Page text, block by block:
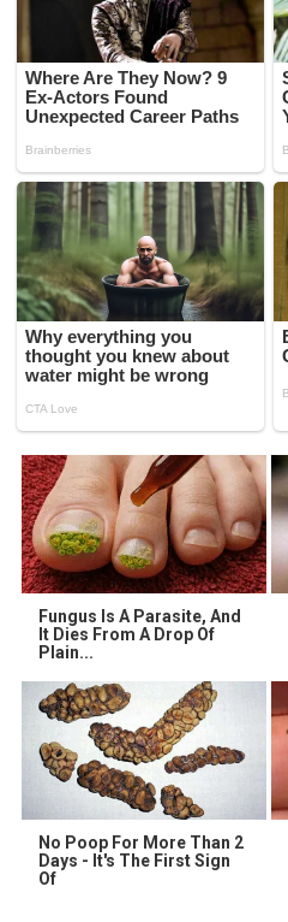
Fungus Is A Parasite, And
It Dies From A Drop Of
Plain...
No Poop For More Than 2
Days - It's The First Sign
Of